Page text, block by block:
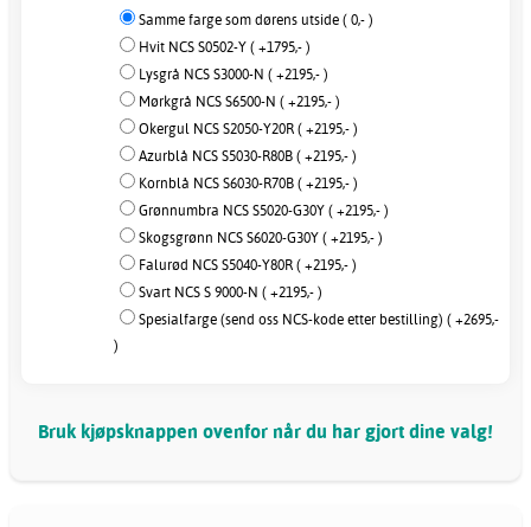
Samme farge som dørens utside ( 0,- )
Hvit NCS S0502-Y ( +1795,- )
Lysgrå NCS S3000-N ( +2195,- )
Mørkgrå NCS S6500-N ( +2195,- )
Okergul NCS S2050-Y20R ( +2195,- )
Azurblå NCS S5030-R80B ( +2195,- )
Kornblå NCS S6030-R70B ( +2195,- )
Grønnumbra NCS S5020-G30Y ( +2195,- )
Skogsgrønn NCS S6020-G30Y ( +2195,- )
Falurød NCS S5040-Y80R ( +2195,- )
Svart NCS S 9000-N ( +2195,- )
Spesialfarge (send oss NCS-kode etter bestilling) ( +2695,-
)
Bruk kjøpsknappen ovenfor når du har gjort dine valg!